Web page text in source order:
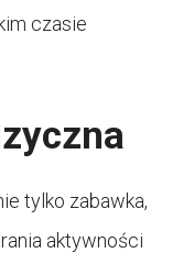
czasie
tylko zabawka,
aktywności